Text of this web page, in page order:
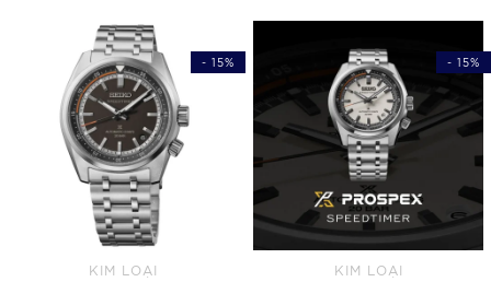
- 15%
KIM LOẠI
- 15%
KIM LOẠI